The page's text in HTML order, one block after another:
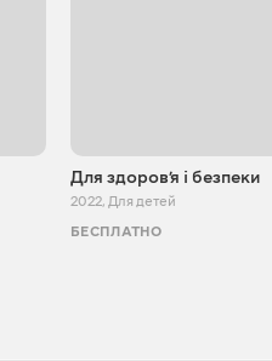
Для здоровʼя і безпеки
2022, Для детей
БЕСПЛАТНО